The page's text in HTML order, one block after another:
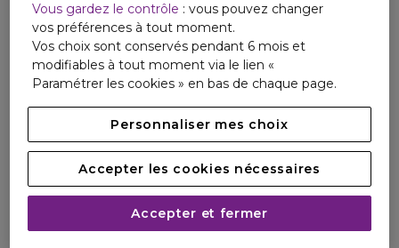
Vous gardez le contrôle : vous pouvez changer
vos préférences à tout moment.
Vos choix sont conservés pendant 6 mois et
modifiables à tout moment via le lien «
Paramétrer les cookies » en bas de chaque page.
Personnaliser mes choix
Accepter les cookies nécessaires
Accepter et fermer